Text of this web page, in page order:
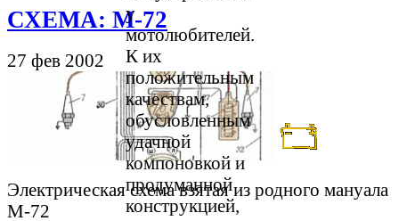
СХЕМА: М-72
27 фев 2002
Электрическая схема взятая из родного мануала
М-72
у
мотолюбителей.
К их
положительным
качествам,
обусловленным
удачной
компоновкой и
продуманной
конструкцией,